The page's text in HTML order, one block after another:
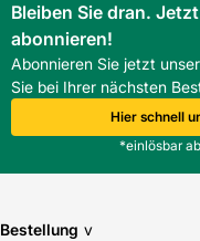
Bleiben Sie dran.
abonnieren!
Abonnieren Sie jetzt
Sie bei Ihrer nächsten
Hier schnell
*einlösbar
Bestellung v